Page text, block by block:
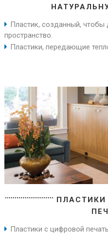
Пластик, созданный,
пространство.
Пластики, передающие
Пластики с цифровой